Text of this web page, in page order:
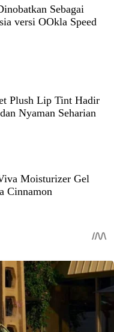
Sebagai
versi OOkla Speed
Plush Lip Tint Hadir
Nyaman Seharian
Moisturizer Gel
Cinnamon